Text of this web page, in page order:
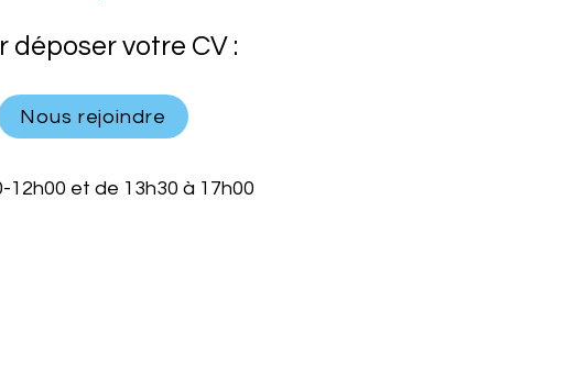
et de 13h30 à 17h00
déposer votre CV :
Nous rejoindre